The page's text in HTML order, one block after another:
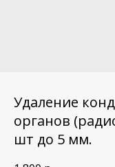
Удаление
органов
шт до 5 мм.